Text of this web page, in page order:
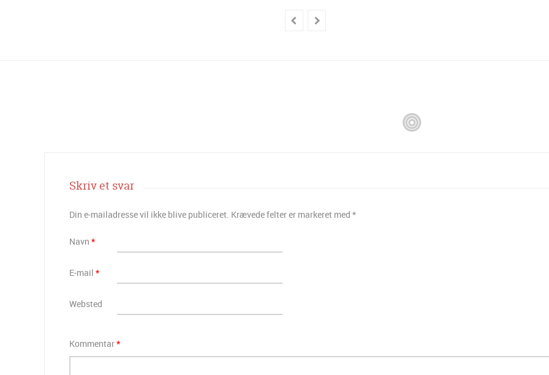
Skriv et svar
Din e-mailadresse vil ikke blive publiceret. Krævede felter er markeret med *
Navn *
E-mail *
Websted
Kommentar*